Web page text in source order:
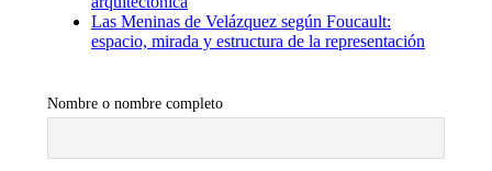
Las Meninas de Velázquez según Foucault:
espacio, mirada y estructura de la representación
Nombre o nombre completo